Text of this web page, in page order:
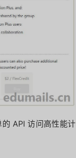
API 访问高性能计